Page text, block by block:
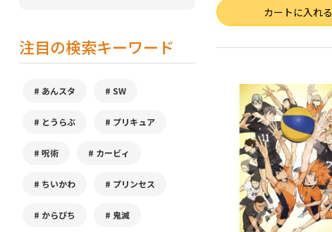
注目の検索キーワード
あんスタ SW
とうらぶ プリキュア
呪術 カービィ
ちいかわ プリンセス
からぴち 鬼滅
数量 カートに入れる